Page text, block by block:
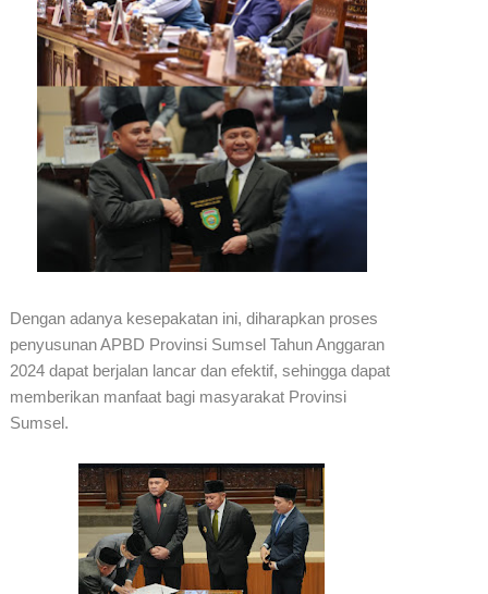
Dengan adanya kesepakatan ini, diharapkan proses
penyusunan APBD Provinsi Sumsel Tahun Anggaran
2024 dapat berjalan lancar dan efektif, sehingga dapat
memberikan manfaat bagi masyarakat Provinsi
Sumsel.